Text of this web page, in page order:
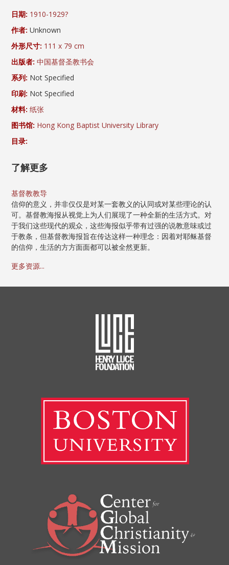
日期: 1910-1929?
作者: Unknown
外形尺寸: 111 x 79 cm
出版者: 中国基督圣教书会
系列: Not Specified
印刷: Not Specified
材料: 纸张
图书馆: Hong Kong Baptist University Library
目录:
了解更多
基督教教导
信仰的意义，并非仅仅是对某一套教义的认同或对某些理论的认
可。基督教海报从视觉上为人们展现了一种全新的生活方式。对
于我们这些现代的观众，这些海报似乎带有过强的说教意味或过
于教条，但基督教海报旨在传达这样一种理念：因着对耶稣基督
的信仰，生活的方方面面都可以被全然更新。
更多资源...